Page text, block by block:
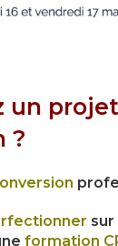
un
?
formation